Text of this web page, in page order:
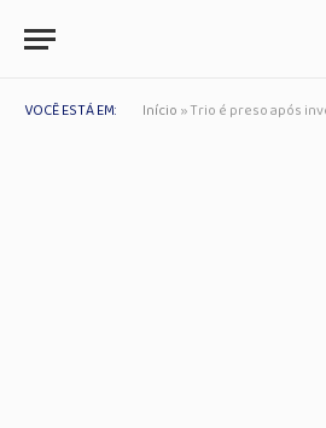
VOCÊ ESTÁ EM: Início »Trio é preso após